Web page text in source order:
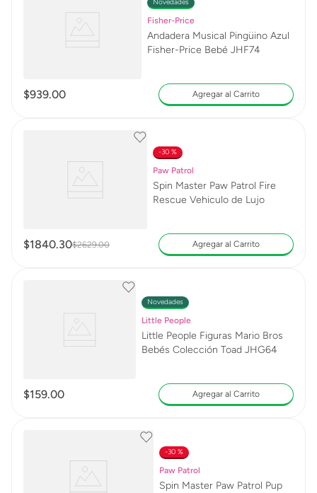
Novedades
Fisher-Price
Andadera Musical Pingüino Azul
Fisher-Price Bebé JHF74
$939.00 Agregar al Carrito
30 %
Paw Patrol
Spin Master Paw Patrol Fire
Rescue Vehiculo de Lujo
$1840.30$2629.00 Agregar al Carrito
Novedades
Little People
Little People Figuras Mario Bros
Bebés Colección Toad JHG64
$159.00 Agregar al Carrito
30 %
Paw Patrol
Spin Master Paw Patrol Pup